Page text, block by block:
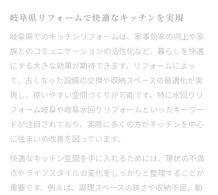
岐阜県リフォームで快適なキッチンを実現
岐阜県でのキッチンリフォームは、家事効率の向上や家
族とのコミュニケーションの活性化など、暮らしを快適
にする大きな効果が期待できます。リフォームによっ
て、古くなった設備の交換や収納スペースの最適化が実
現し、使いやすい空間づくりが可能です。特に水回りリ
フォーム岐阜や岐阜水回りリフォームといったキーワー
ドが注目されており、実際に多くの方がキッチンを中心
に住まいの改善を図っています。
快適なキッチン空間を手に入れるためには、現状の不満
点やライフスタイルの変化をしっかりと整理することが
重要です。例えば、調理スペースの狭さや収納不足、動